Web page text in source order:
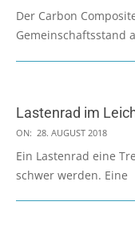
01-
28
Der Carbon
Gemeinschaftsstand
Lastenrad im
2018-
08-
ON: 28. AUGUST 2018
Ein Lastenrad eine
schwer werden. Eine